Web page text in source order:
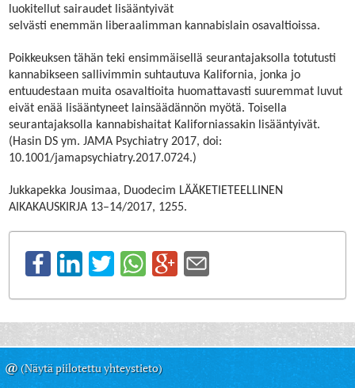
luokitellut sairaudet lisääntyivät
selvästi enemmän liberaalimman kannabislain osavaltioissa.
Poikkeuksen tähän teki ensimmäisellä seurantajaksolla totutusti
kannabikseen sallivimmin suhtautuva Kalifornia, jonka jo
entuudestaan muita osavaltioita huomattavasti suuremmat luvut
eivät enää lisääntyneet lainsäädännön myötä. Toisella
seurantajaksolla kannabishaitat Kaliforniassakin lisääntyivät.
(Hasin DS ym. JAMA Psychiatry 2017, doi:
10.1001/jamapsychiatry.2017.0724.)
Jukkapekka Jousimaa, Duodecim LÄÄKETIETEELLINEN
AIKAKAUSKIRJA 13–14/2017, 1255.
@(Näytä piilotettu yhteystieto)